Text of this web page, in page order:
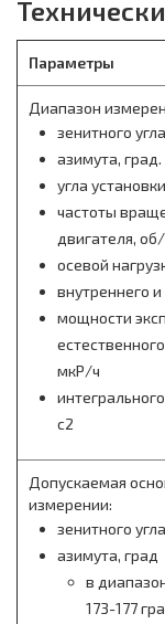
Параметры
Диапазон
зенитного
азимута, град.
угла
частоты
двигателя,
осевой
внутреннего
мощности
мкР/ч
с2
Допускаемая
измерении:
зенитного
азимута, град
в
173-177